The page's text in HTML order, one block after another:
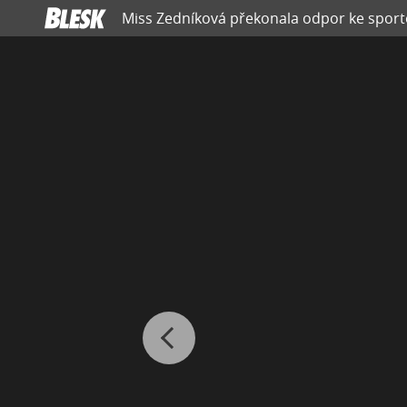
Miss Zedníková překonala odpor ke